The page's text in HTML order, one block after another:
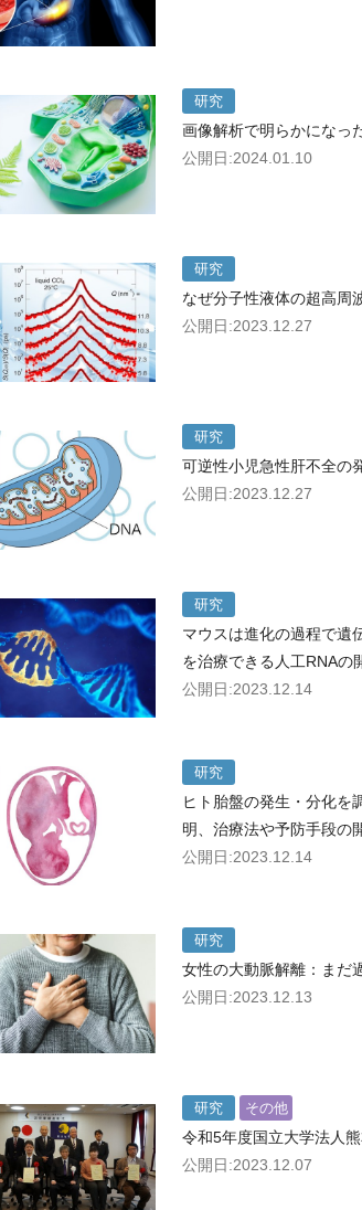
研究
画像解析で明らかになっ
公開日:2024.01.10
研究
なぜ分子性液体の超高周
公開日:2023.12.27
研究
可逆性小児急性肝不全の
公開日:2023.12.27
研究
マウスは進化の過程で遺
を治療できる人工RNAの
公開日:2023.12.14
研究
ヒト胎盤の発生・分化
明、治療法や予防手段の
公開日:2023.12.14
研究
女性の大動脈解離：まだ
公開日:2023.12.13
研究 その他
令和5年度国立大学法人
公開日:2023.12.07